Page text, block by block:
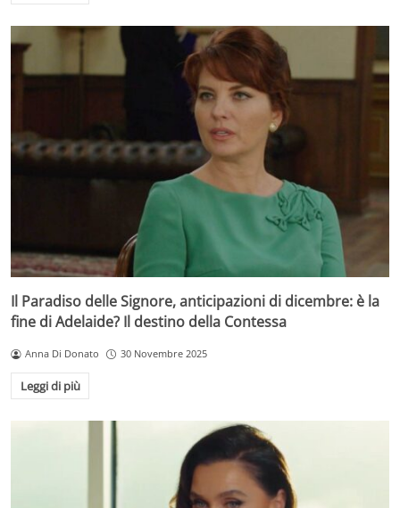
Il Paradiso delle Signore, anticipazioni di dicembre: è la
fine di Adelaide? Il destino della Contessa
Anna Di Donato 30 Novembre 2025
Leggi di più